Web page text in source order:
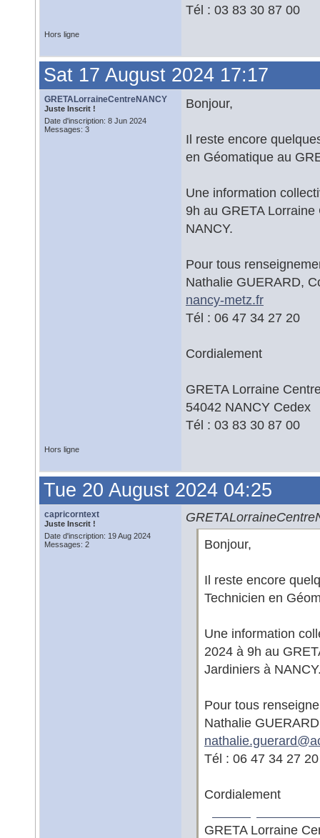
Tél : 03 83 30 87 00
Hors ligne
Sat 17 August 2024 17:17
GRETALorraineCentreNANCY
Juste Inscrit !
Date d'inscription: 8 Jun 2024
Messages: 3
Bonjour,
Il reste encore
en Géomatique au
Une information
9h au GRETA
NANCY.
Pour tous
Nathalie GUERARD,
nancy-metz.fr
Tél : 06 47 34 27 20
Cordialement
GRETA Lorraine
54042 NANCY Cedex
Tél : 03 83 30 87 00
Hors ligne
Tue 20 August 2024 04:25
capricorntext
Juste Inscrit !
Date d'inscription: 19 Aug 2024
Messages: 2
Bonjour,
Il reste encore
Technicien en
Une information
2024 à 9h au
Jardiniers à
Pour tous
Nathalie
nathalie.guerard@
Tél : 06 47 34 27 20
Cordialement
GRETA Lorraine